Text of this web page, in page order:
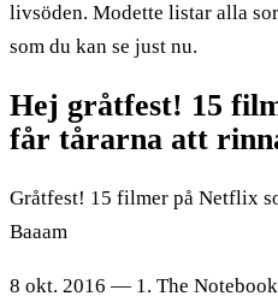
livsöden. Modette listar alla
som du kan se just nu.
Hej gråtfest! 15
får tårarna att
Gråtfest! 15 filmer på Netflix
Baaam
8 okt. 2016 — 1. The Notebook